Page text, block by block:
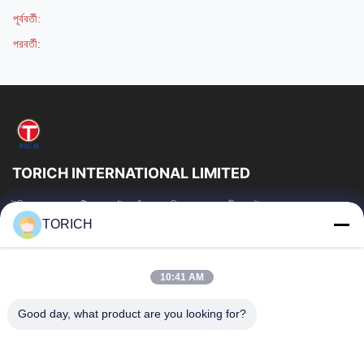
পূর্ববর্তী:
পরবর্তী:
TORICH INTERNATIONAL LIMITED
টরিচ গ্রুপ হল একটি ওয়ান-স্টপ কাঁচামাল পরিষেবা প্রদানকারী যার উৎপাদন, গবেষণা ও
উন্নয়ন, ট্রেডিং, গুদামজাতকরণ এবং কাস্টমাইজড প্রক্রিয়াকরণে 30...
গুরুত্বপূর্ণ সংযোগ
পণ্য
কারখানা ভ্রমণ
মান নিয়ন্ত্রণ
TORICH
10:41 AM
Good day, what product are you looking for?